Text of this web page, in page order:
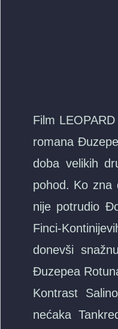
Film
romana
doba velikih
pohod. Ko zna
nije potrudio
Finci-
donevši
Đuzepea
Kontrast
nećaka